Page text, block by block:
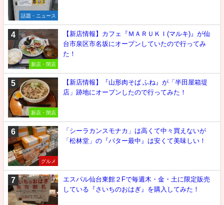
話題・ニュース
新店・閉店
【新店情報】カフェ『ＭＡＲＵＫＩ(マルキ)』が仙
台市泉区市名坂にオープンしていたので行ってみ
た！
新店・閉店
【新店情報】『山形肉そば ふね』が「半田屋箱堤
店」跡地にオープンしたので行ってみた！
グルメ
「シーラカンスモナカ」は高くて中々買えないが
「松林堂」の『バター最中』は安くて美味しい！
エスパル仙台東館２Fで毎週木・金・土に限定販売
している『さいちのおはぎ』を購入してみた！